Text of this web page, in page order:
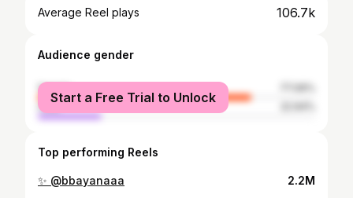
Average Reel plays 106.7k
Audience gender
female
male
Start a Free Trial to Unlock
Top performing Reels
✨ @bbayanaaa 2.2M